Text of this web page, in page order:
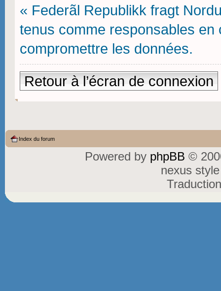
« Federãl Republikk fragt
tenus comme responsables
compromettre les données.
Retour à l’écran de connexion
Index du forum
Powered by phpBB ©
nexus